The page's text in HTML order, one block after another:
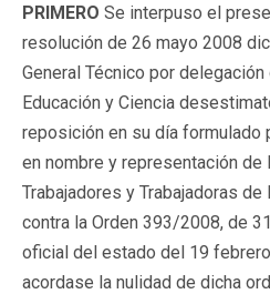
PRIMERO Se interpuso el
resolución de 26 mayo 2008
General Técnico por
Educación y Ciencia
reposición en su día formulado
en nombre y representación de
Trabajadores y Trabajadoras
contra la Orden 393/2008, de
oficial del estado del 19
acordase la nulidad de dicha